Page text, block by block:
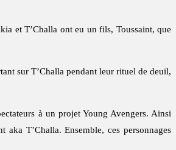
et T’Challa ont eu un fils, Toussaint, que
sur T’Challa pendant leur rituel de deuil,
à un projet Young Avengers. Ainsi
T’Challa. Ensemble, ces personnages